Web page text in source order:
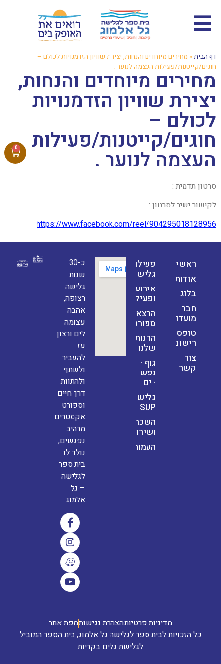
דף הבית» מחירים מיוחדים והנחות, יצירת שוויון הזדמנויות לכולם –
חוגים/קייטנות/פעילות העצמה לנוער .
מחירים מיוחדים והנחות,
יצירת שוויון הזדמנויות
לכולם –
חוגים/קייטנות/פעילות
העצמה לנוער .
סרטון תדמית :
לקישור ישיר לסרטון :
https://www.facebook.com/reel/904295018128956
ראשי
אודות
בלוג
חבר
מועדון
טופס
רישום
צור
קשר
פעילויות
גלישה
אירועים
ופעילויות
הרצאות
ספורט
החנות
שלנו
גוף ·
נפש
· ים
גלישת
SUP
השכרות
ושירותים
העמותה
כ-30
שנות
גלישה
רצופה,
אהבה
עצומה
לים ורצון
עז
להעביר
ולשתף
ולהתוות
דרך חיים
וספורט
אקסטרים
מרהיב
נפגשים,
נולד לו
בית ספר
לגלישה
– גל
אלמוג
מדיניות פרטיותהצהרת נגישותמפת אתר
כל הזכויות לבית ספר לגלישה גל אלמוג, בית הספר המוביל
לגלישת גלים בקריות
0